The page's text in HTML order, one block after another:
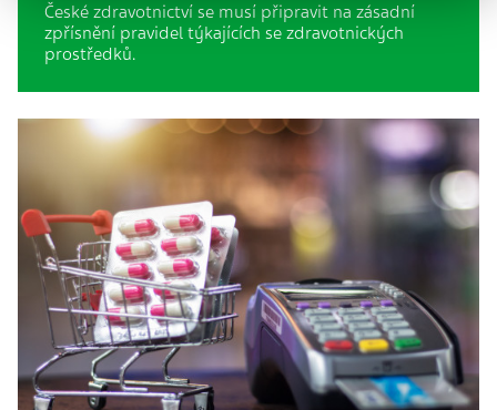
České zdravotnictví se musí připravit na zásadní
zpřísnění pravidel týkajících se zdravotnických
prostředků.